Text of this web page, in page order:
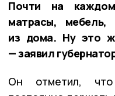
Почти на каждом
матрасы,
из дома. Ну это
— заявил
Он отметил,